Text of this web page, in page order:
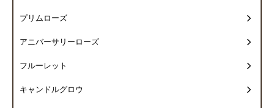
プリムローズ
アニバーサリーローズ
フルーレット
キャンドルグロウ